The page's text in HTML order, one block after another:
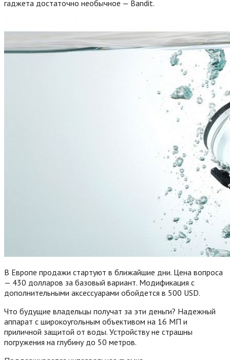
гаджета достаточно необычное — Bandit.
В Европе продажи стартуют в ближайшие дни. Цена вопроса
— 430 долларов за базовый вариант. Модификация с
дополнительными аксессуарами обойдется в 500 USD.
Что будущие владельцы получат за эти деньги? Надежный
аппарат с широкоугольным объективом на 16 МП и
приличной защитой от воды. Устройству не страшны
погружения на глубину до 50 метров.